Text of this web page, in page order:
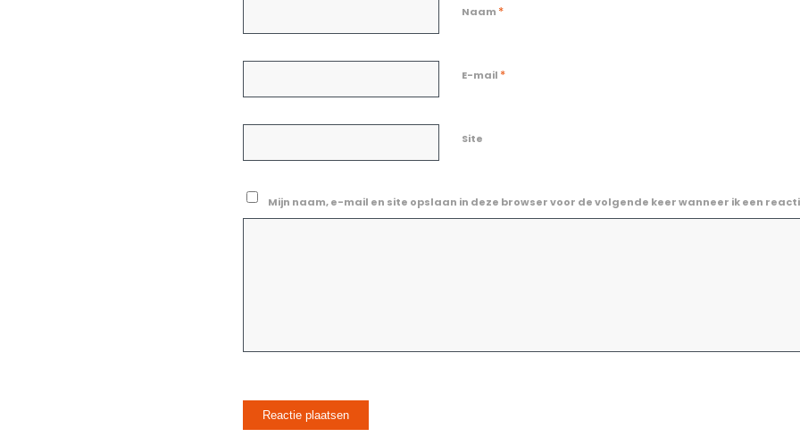
Naam *
E-mail *
Site
Mijn naam, e-mail en site opslaan in deze browser voor de volgende keer wanneer ik een